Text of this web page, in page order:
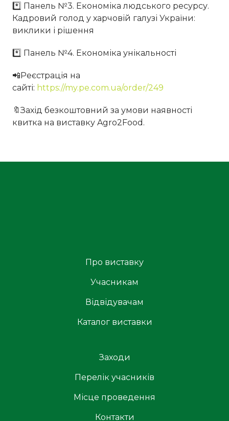
*️⃣ Панель №3. Економіка людського ресурсу.
Кадровий голод у харчовій галузі України:
виклики і рішення
*️⃣ Панель №4. Економіка унікальності
📲Реєстрація на
сайті: https://my.pe.com.ua/order/249
🔖Захід безкоштовний за умови наявності
квитка на виставку Agro2Food.
Про виставку
Учасникам
Відвідувачам
Каталог виставки
Заходи
Перелік учасників
Місце проведення
Контакти